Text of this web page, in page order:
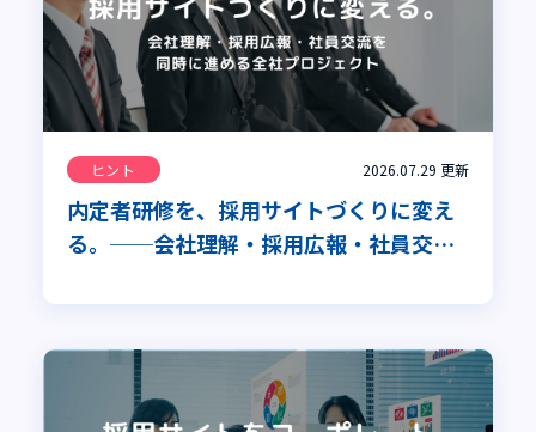
ヒント 2026.07.29 更新
内定者研修を、採用サイトづくりに変え
る。──会社理解・採用広報・社員交流